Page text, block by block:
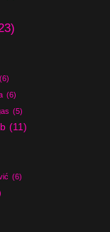
(6)
(6)
(5)
(11)
(6)